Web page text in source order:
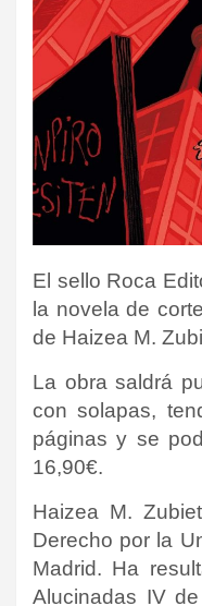
El sello Roca
la novela de
de Haizea M.
La obra saldrá
con solapas,
páginas y se
16,90€.
Haizea M.
Derecho por la
Madrid. Ha
Alucinadas IV